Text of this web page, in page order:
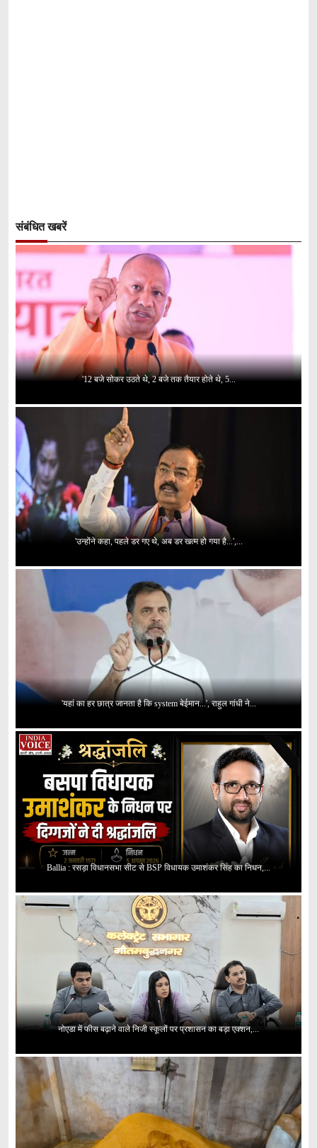
संबंधित खबरें
'12 बजे सोकर उठते थे, 2 बजे तक तैयार होते थे, 5...
'उन्होंने कहा, पहले डर गए थे, अब डर खत्म हो गया है...',...
'यहां का हर छात्र जानता है कि system बेईमान...', राहुल गांधी ने...
Ballia : रसड़ा विधानसभा सीट से BSP विधायक उमाशंकर सिंह का निधन,...
नोएडा में फीस बढ़ाने वाले निजी स्कूलों पर प्रशासन का बड़ा एक्शन,...